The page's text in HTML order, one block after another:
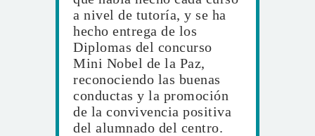
a nivel de tutoría, y se ha
hecho entrega de los
Diplomas del concurso
Mini Nobel de la Paz,
reconociendo las buenas
conductas y la promoción
de la convivencia positiva
del alumnado del centro.